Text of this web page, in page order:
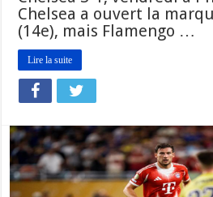
Chelsea a ouvert la
(14e), mais Flamengo …
Lire la suite